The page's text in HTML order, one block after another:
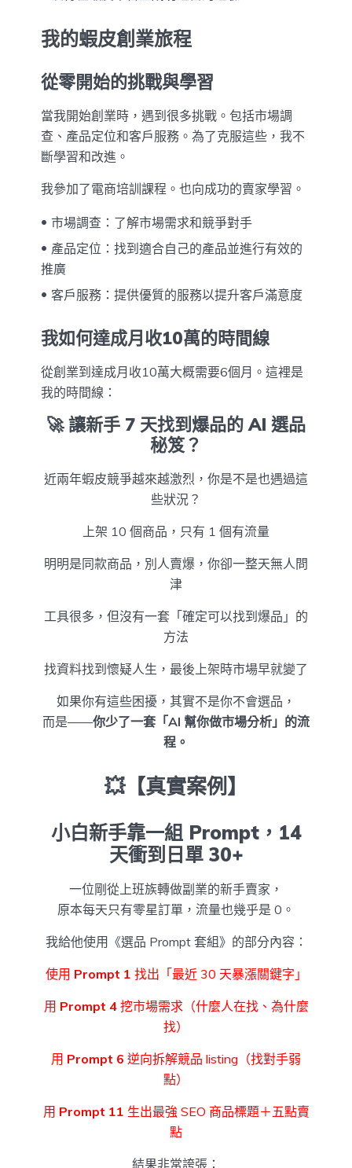
我的蝦皮創業旅程
從零開始的挑戰與學習
當我開始創業時，遇到很多挑戰。包括市場調
查、產品定位和客戶服務。為了克服這些，我不
斷學習和改進。
我參加了電商培訓課程。也向成功的賣家學習。
市場調查：了解市場需求和競爭對手
產品定位：找到適合自己的產品並進行有效的
推廣
客戶服務：提供優質的服務以提升客戶滿意度
我如何達成月收10萬的時間線
從創業到達成月收10萬大概需要6個月。這裡是
我的時間線：
🚀 讓新手 7 天找到爆品的 AI 選品
秘笈？
近兩年蝦皮競爭越來越激烈，你是不是也遇過這
些狀況？
上架 10 個商品，只有 1 個有流量
明明是同款商品，別人賣爆，你卻一整天無人問
津
工具很多，但沒有一套「確定可以找到爆品」的
方法
找資料找到懷疑人生，最後上架時市場早就變了
如果你有這些困擾，其實不是你不會選品，
而是——你少了一套「AI 幫你做市場分析」的流
程。
💥【真實案例】
小白新手靠一組 Prompt，14
天衝到日單 30+
一位剛從上班族轉做副業的新手賣家，
原本每天只有零星訂單，流量也幾乎是 0。
我給他使用《選品 Prompt 套組》的部分內容：
使用 Prompt 1 找出「最近 30 天暴漲關鍵字」
用 Prompt 4挖市場需求（什麼人在找、為什麼
找）
用 Prompt 6 逆向拆解競品 listing（找對手弱
點）
用 Prompt 11 生出最強 SEO 商品標題＋五點賣
點
結果非常誇張：